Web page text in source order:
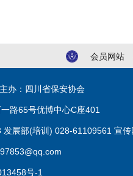
会员网站
办：四川省保安协会
路65号优博中心C座401
展部(培训) 028-61109561 宣
号-1